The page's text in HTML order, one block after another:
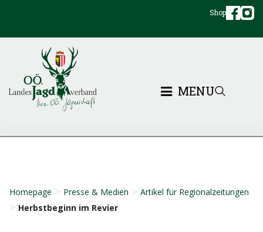
Shop
MENU
Homepage > Presse & Medien > Artikel für Regionalzeitungen
> Herbstbeginn im Revier